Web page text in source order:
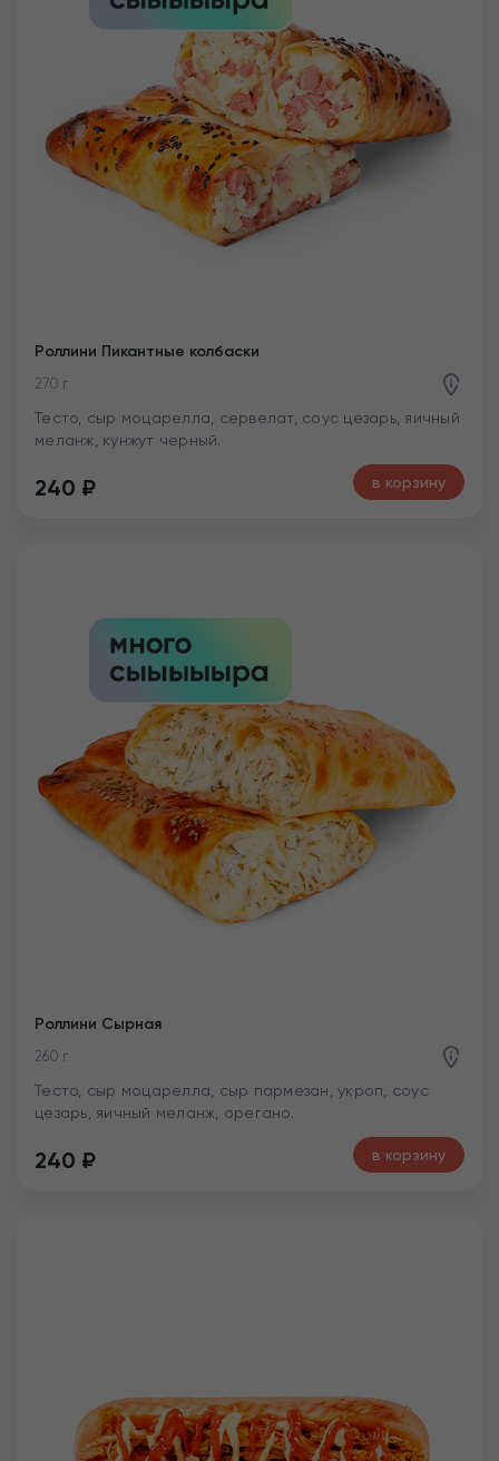
Роллини Пикантные колбаски
270 г
Тесто, сыр моцарелла, сервелат, соус цезарь, яичный
меланж, кунжут черный.
240 ₽ в корзину
Роллини Сырная
260 г
Тесто, сыр моцарелла, сыр пармезан, укроп, соус
цезарь, яичный меланж, орегано.
240 ₽ в корзину